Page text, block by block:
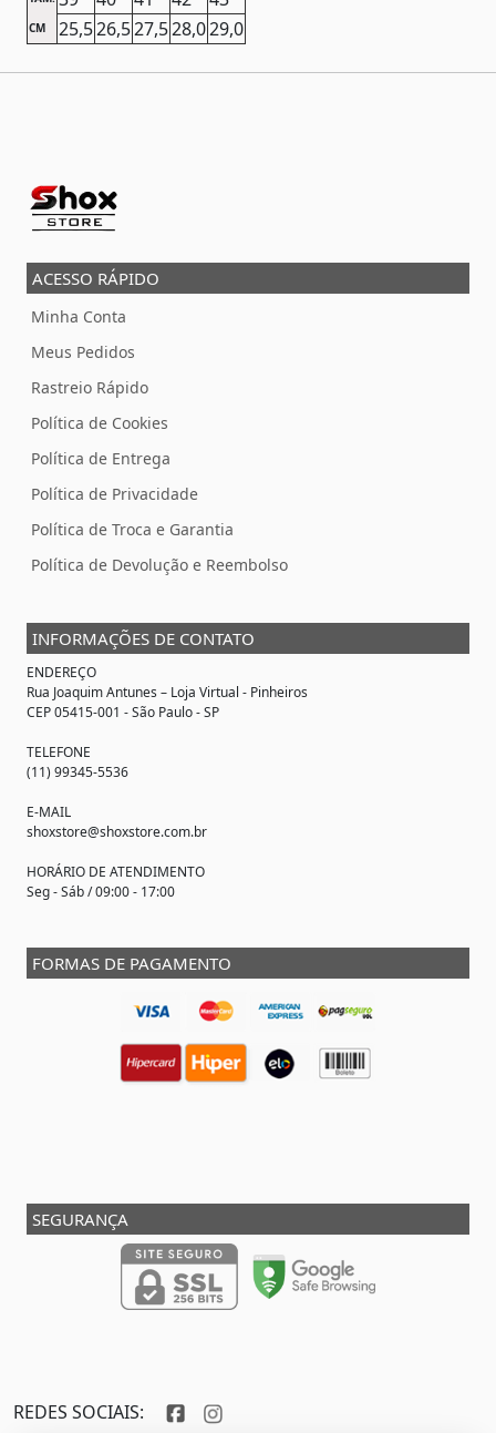
CM 25,526,527,528,029,0
ACESSO RÁPIDO
Minha Conta
Meus Pedidos
Rastreio Rápido
Política de Cookies
Política de Entrega
Política de Privacidade
Política de Troca e Garantia
Política de Devolução e Reembolso
INFORMAÇÕES DE CONTATO
ENDEREÇO
Rua Joaquim Antunes – Loja Virtual - Pinheiros
CEP 05415-001 - São Paulo - SP
TELEFONE
(11) 99345-5536
E-MAIL
shoxstore@shoxstore.com.br
HORÁRIO DE ATENDIMENTO
Seg - Sáb / 09:00 - 17:00
FORMAS DE PAGAMENTO
SEGURANÇA
REDES SOCIAIS: